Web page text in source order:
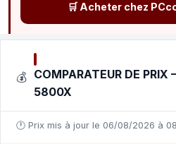
🛒 Acheter chez
💰 COMPARATEUR DE
5800X
🕐 Prix mis à jour le 06/08/2026 à